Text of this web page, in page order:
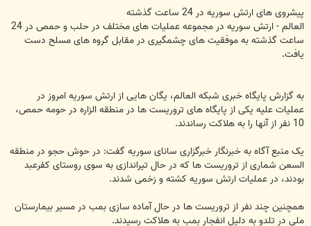
ت
پیشروی های ارتش سوریه در 24 ساعت گذشته
العالم - ارتش سوریه در مجموعه عملیات های مختلف در حلب و حمص در 24
ساعت گذشته به موفقیت های چشمگیری در مقابل گروه های مسلح دست
یافت.
به گزارش پایگاه خبری شبکه العالم، یگان هایی از ارتش سوریه امروز در
عملیات علیه یکی از پایگاه های تروریست ها در منطقه الزاره در حومه حمص،
10 نفر از آنها را به هلاکت رساندند.
یک منبع آگاه به خبرنگار خبرگزاری سانای سوریه گفت: در حوش حجو در منطقه
السعن شماری از تروریست ها که در حال تیراندازی به سوی روستای کفرعبد
بودند، در عملیات ارتش سوریه کشته و زخمی شدند.
همچنین چند نفر از تروریست ها در حال آماده سازی بمب در مسیر بیمارستان
ملی در تلدو به دلیل انفجار بمب به هلاکت رسیدند.